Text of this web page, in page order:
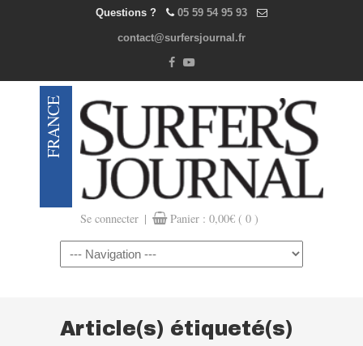
Questions ? 05 59 54 95 93
contact@surfersjournal.fr
Se connecter | Panier : 0,00€ ( 0 )
Navigation
Article(s) étiqueté(s)